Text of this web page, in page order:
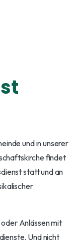
und in unserer
findet
statt und an
Anlässen mit
Und nicht